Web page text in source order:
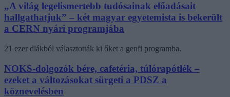
„A világ legelismertebb tudósainak előadásait
hallgathatjuk” – két magyar egyetemista is bekerült
a CERN nyári programjába
21 ezer diákból választották ki őket a genfi programba.
NOKS-dolgozók bére, cafetéria, túlórapótlék –
ezeket a változásokat sürgeti a PDSZ a
köznevelésben